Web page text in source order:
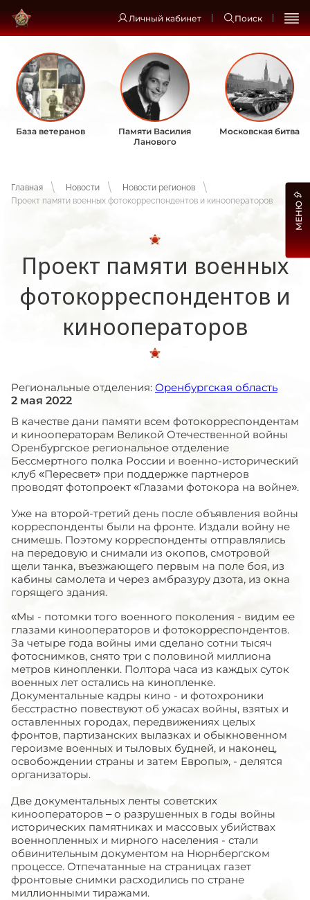
Личный кабинет Поиск
База ветеранов
Памяти Василия
Ланового
Московская битва
Главная Новости
Новости регионов
Проект памяти военных фотокорреспондентов и кинооператоров
Проект памяти военных
фотокорреспондентов и
кинооператоров
Региональные отделения: Оренбургская область
2 мая 2022
В качестве дани памяти всем фотокорреспондентам
и кинооператорам Великой Отечественной войны
Оренбургское региональное отделение
Бессмертного полка России и военно-исторический
клуб «Пересвет» при поддержке партнеров
проводят фотопроект «Глазами фотокора на войне».
Уже на второй-третий день после объявления войны
корреспонденты были на фронте. Издали войну не
снимешь. Поэтому корреспонденты отправлялись
на передовую и снимали из окопов, смотровой
щели танка, въезжающего первым на поле боя, из
кабины самолета и через амбразуру дзота, из окна
горящего здания.
«Мы - потомки того военного поколения - видим ее
глазами кинооператоров и фотокорреспондентов.
За четыре года войны ими сделано сотни тысяч
фотоснимков, снято три с половиной миллиона
метров кинопленки. Полтора часа из каждых суток
военных лет остались на кинопленке.
Документальные кадры кино - и фотохроники
бесстрастно повествуют об ужасах войны, взятых и
оставленных городах, передвижениях целых
фронтов, партизанских вылазках и обыкновенном
героизме военных и тыловых будней, и наконец,
освобождении страны и затем Европы», - делятся
организаторы.
Две документальных ленты советских
кинооператоров – о разрушенных в годы войны
исторических памятниках и массовых убийствах
военнопленных и мирного населения - стали
обвинительным документом на Нюрнбергском
процессе. Отпечатанные на страницах газет
фронтовые снимки расходились по стране
миллионными тиражами.
МЕНЮ